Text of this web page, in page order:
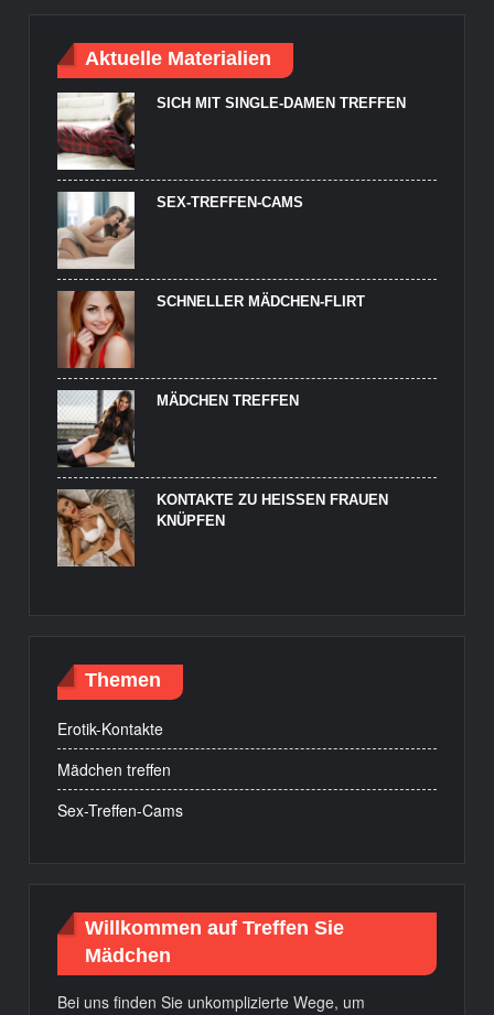
Aktuelle Materialien
SICH MIT SINGLE-DAMEN TREFFEN
SEX-TREFFEN-CAMS
SCHNELLER MÄDCHEN-FLIRT
MÄDCHEN TREFFEN
KONTAKTE ZU HEISSEN FRAUEN K
NÜPFEN
Themen
Erotik-Kontakte
Mädchen treffen
Sex-Treffen-Cams
Willkommen auf Treffen Sie
Mädchen
Bei uns finden Sie unkomplizierte Wege, um